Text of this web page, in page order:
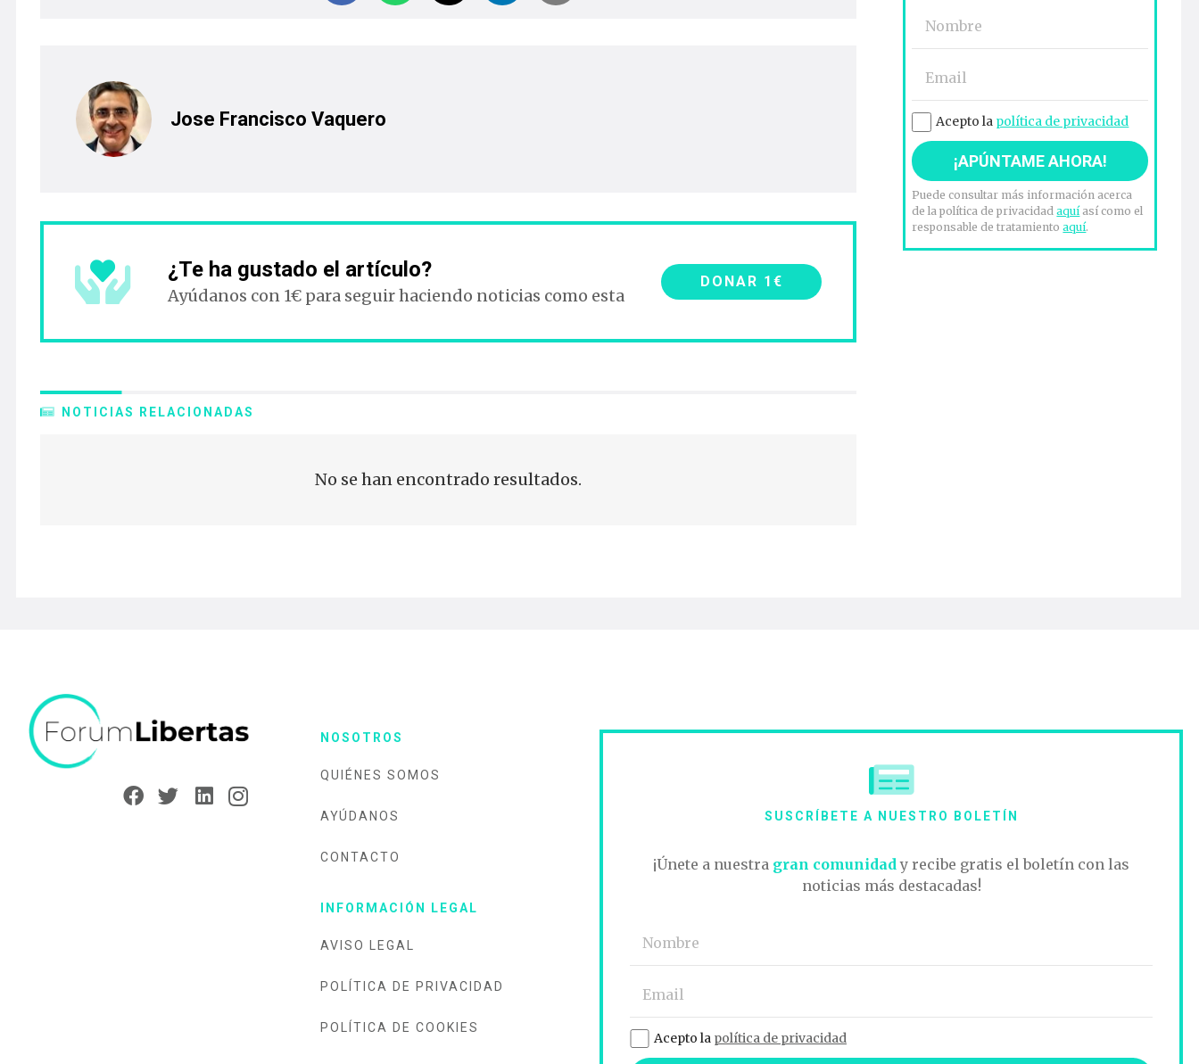
Jose Francisco Vaquero
¿Te ha gustado el artículo?
Ayúdanos con 1€ para seguir haciendo noticias como esta
DONAR 1€
NOTICIAS RELACIONADAS
No se han encontrado resultados.
Acepto la política de privacidad
Puede consultar más información acerca
de la política de privacidadaquíasí como el
responsable de tratamientoaquí.
NOSOTROS
QUIÉNES SOMOS
AYÚDANOS
CONTACTO
INFORMACIÓN LEGAL
AVISO LEGAL
POLÍTICA DE PRIVACIDAD
POLÍTICA DE COOKIES
SUSCRÍBETE A NUESTRO BOLETÍN
¡Únete a nuestra gran comunidady recibe gratis el boletín con las
noticias más destacadas!
Acepto la política de privacidad